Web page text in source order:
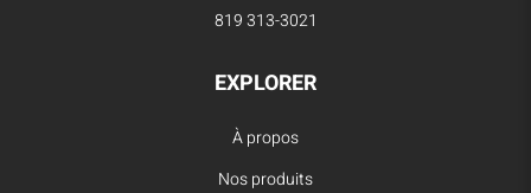
819 313-3021
EXPLORER
À propos
Nos produits